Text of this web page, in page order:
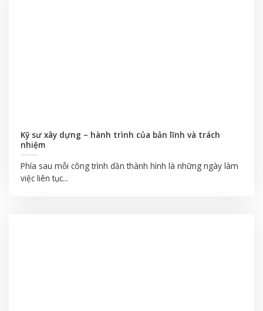
Kỹ sư xây dựng – hành trình của bản lĩnh và trách
nhiệm
Phía sau mỗi công trình dần thành hình là những ngày làm
việc liên tục...